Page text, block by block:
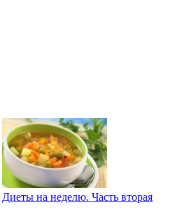
Диеты на неделю. Часть вторая